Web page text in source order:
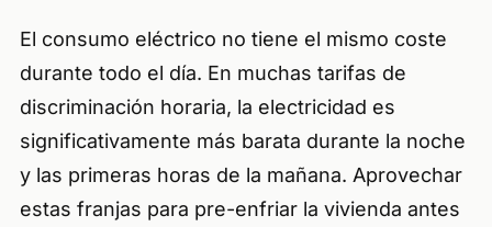
El consumo eléctrico no tiene el mismo coste
durante todo el día. En muchas tarifas de
discriminación horaria, la electricidad es
significativamente más barata durante la noche
y las primeras horas de la mañana. Aprovechar
estas franjas para pre-enfriar la vivienda antes